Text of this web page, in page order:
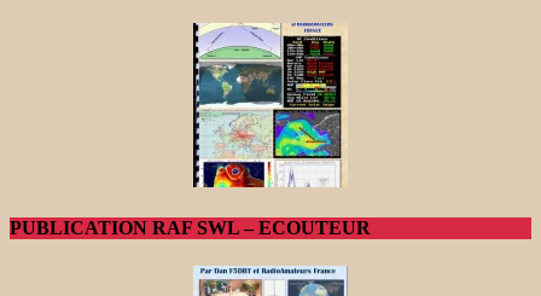
PUBLICATION RAF SWL – ECOUTEUR